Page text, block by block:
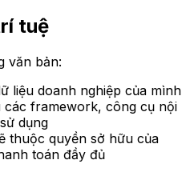
tuệ
văn bản:
liệu doanh nghiệp của mình
các framework, công cụ nội
dụng
thuộc quyền sở hữu của
toán đầy đủ